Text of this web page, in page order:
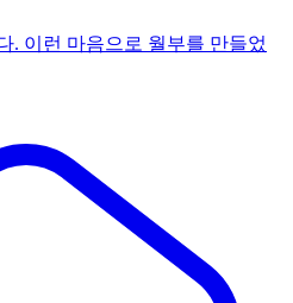
. 이런 마음으로 월부를 만들었